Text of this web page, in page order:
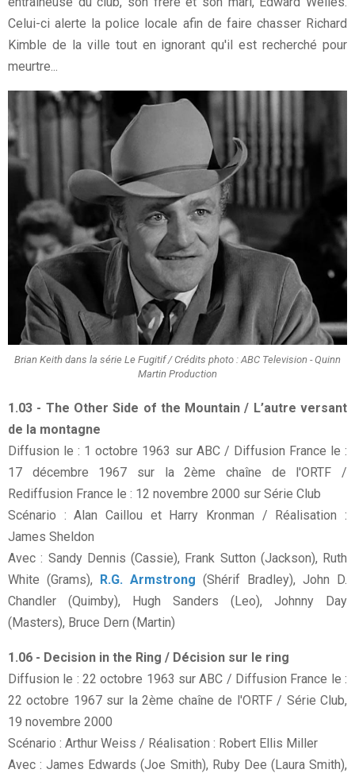
Celui-ci alerte la police locale afin de faire chasser Richard
Kimble de la ville tout en ignorant qu'il est recherché pour
meurtre...
Brian Keith dans la série Le Fugitif / Crédits photo : ABC Television - Quinn
Martin Production
1.03 - The Other Side of the Mountain / L’autre versant
de la montagne
Diffusion le : 1 octobre 1963 sur ABC / Diffusion France le :
17 décembre 1967 sur la 2ème chaîne de l'ORTF /
Rediffusion France le : 12 novembre 2000 sur Série Club
Scénario : Alan Caillou et Harry Kronman / Réalisation :
James Sheldon
Avec : Sandy Dennis (Cassie), Frank Sutton (Jackson), Ruth
White (Grams), R.G. Armstrong (Shérif Bradley), John D.
Chandler (Quimby), Hugh Sanders (Leo), Johnny Day
(Masters), Bruce Dern (Martin)
1.06 - Decision in the Ring / Décision sur le ring
Diffusion le : 22 octobre 1963 sur ABC / Diffusion France le :
22 octobre 1967 sur la 2ème chaîne de l'ORTF / Série Club,
19 novembre 2000
Scénario : Arthur Weiss / Réalisation : Robert Ellis Miller
Avec : James Edwards (Joe Smith), Ruby Dee (Laura Smith),